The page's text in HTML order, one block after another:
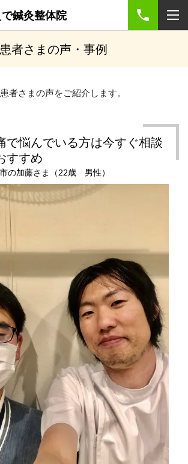
鍼灸整体院
患者さまの声・事例
者さまの声をご紹介します。
で悩んでいる方は今すぐ相談
すすめ
の加藤さま（22歳 男性）